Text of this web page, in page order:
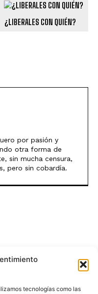
tecnologías como las
¿LIBERALES CON QUIÉN?
por pasión y
otra forma de
sin mucha censura,
pero sin cobardía.